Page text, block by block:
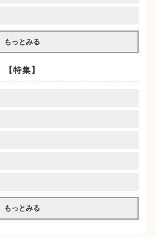
もっとみる
【特集】
もっとみる